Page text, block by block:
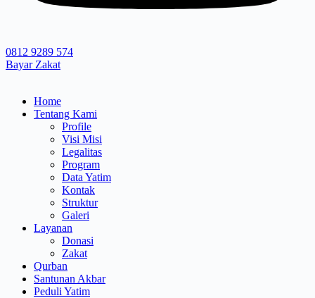
0812 9289 574
Bayar Zakat
Home
Tentang Kami
Profile
Visi Misi
Legalitas
Program
Data Yatim
Kontak
Struktur
Galeri
Layanan
Donasi
Zakat
Qurban
Santunan Akbar
Peduli Yatim